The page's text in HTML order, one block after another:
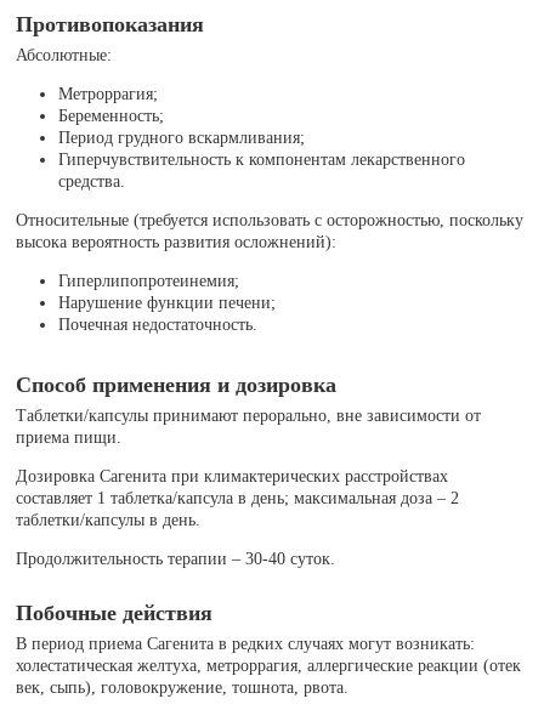
Противопоказания
Абсолютные:
Метроррагия;
Беременность;
Период грудного вскармливания;
Гиперчувствительность к компонентам лекарственного
средства.
Относительные (требуется использовать с осторожностью, поскольку
высока вероятность развития осложнений):
Гиперлипопротеинемия;
Нарушение функции печени;
Почечная недостаточность.
Способ применения и дозировка
Таблетки/капсулы принимают перорально, вне зависимости от
приема пищи.
Дозировка Сагенита при климактерических расстройствах
составляет 1 таблетка/капсула в день; максимальная доза – 2
таблетки/капсулы в день.
Продолжительность терапии – 30-40 суток.
Побочные действия
В период приема Сагенита в редких случаях могут возникать:
холестатическая желтуха, метроррагия, аллергические реакции (отек
век, сыпь), головокружение, тошнота, рвота.